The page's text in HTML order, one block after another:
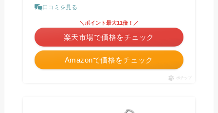
口コミを見る
Amazonで価格をチェック
＼ポイント最大11倍！／
楽天市場で価格をチェック
ポチップ